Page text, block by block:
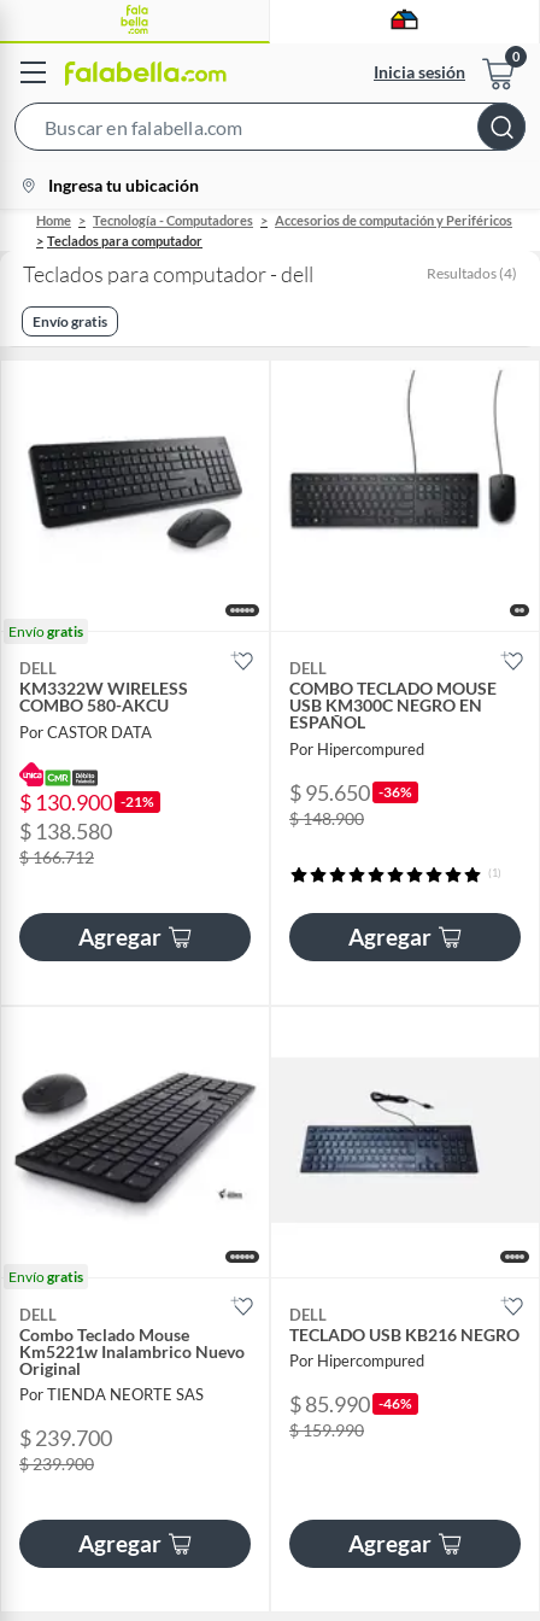
Inicia sesión
Bar
location-
icon
Ingresa tu ubicación
Home Tecnología - Computadores
Accesorios de computación y Periféricos
Teclados para computador
Teclados para computador - dell Resultados (4)
Envío gratis
Envíogratis
DELL
KM3322W WIRELESS
COMBO 580-AKCU
Por CASTOR DATA
$ 130.900 -21%
$ 138.580
$ 166.712
Agregar
DELL
COMBO TECLADO MOUSE
USB KM300C NEGRO EN
ESPAÑOL
Por Hipercompured
$ 95.650 -36%
$ 148.900
(1)
Agregar
Envíogratis
DELL
Combo Teclado Mouse
Km5221w Inalambrico Nuevo
Original
Por TIENDA NEORTE SAS
$ 239.700
$ 239.900
Agregar
DELL
TECLADO USB KB216 NEGRO
Por Hipercompured
$ 85.990 -46%
$ 159.990
Agregar